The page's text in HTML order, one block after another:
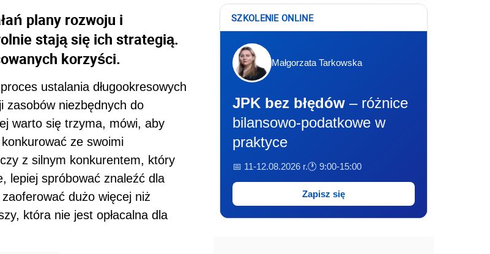
plany rozwoju i
stają się ich strategią.
korzyści.
ustalania długookresowych
zasobów niezbędnych do
warto się trzyma, mówi, aby
ze swoimi
z silnym konkurentem, który
lepiej spróbować znaleźć dla
dużo więcej niż
która nie jest opłacalna dla
SZKOLENIE ONLINE
Małgorzata Tarkowska
JPK bez błędów – różnice
bilansowo-podatkowe w
praktyce
📅 11-12.08.2026 r.🕐 9:00-15:00
Zapisz się